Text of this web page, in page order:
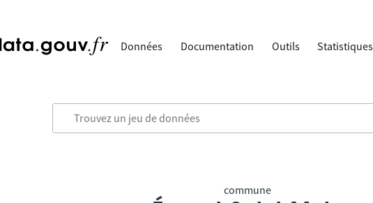
Données Documentation Outils Statistiques
commune